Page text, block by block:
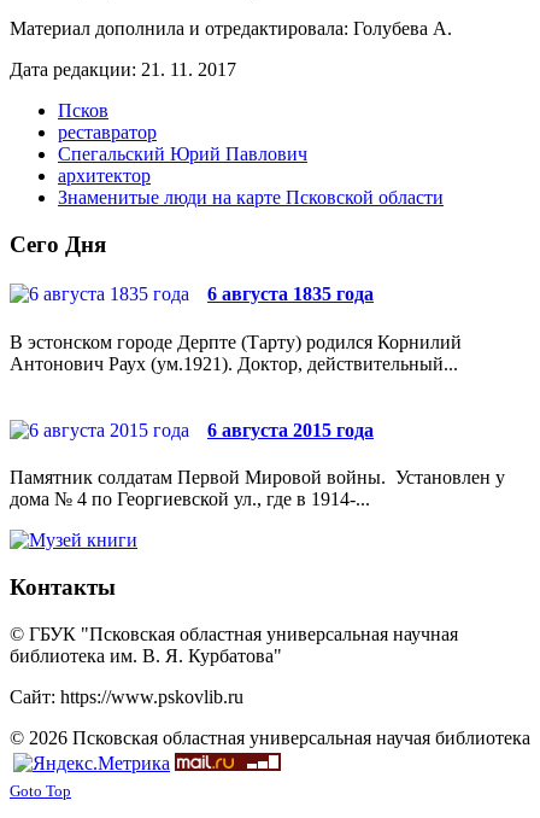
Материал дополнила и отредактировала: Голубева А.
Дата редакции: 21. 11. 2017
Псков
реставратор
Спегальский Юрий Павлович
архитектор
Знаменитые люди на карте Псковской области
Сего Дня
6 августа 1835 года
В эстонском городе Дерпте (Тарту) родился Корнилий
Антонович Раух (ум.1921). Доктор, действительный...
6 августа 2015 года
Памятник солдатам Первой Мировой войны. Установлен у
дома № 4 по Георгиевской ул., где в 1914-...
Контакты
© ГБУК "Псковская областная универсальная научная
библиотека им. В. Я. Курбатова"
Сайт: https://www.pskovlib.ru
© 2026 Псковская областная универсальная научая библиотека
Goto Top